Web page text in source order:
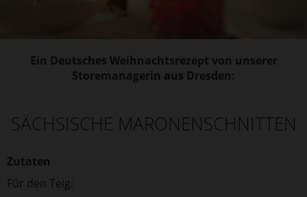
Ein Deutsches Weihnachtsrezept von unserer
Storemanagerin aus Dresden:
SÄCHSISCHE MARONENSCHNITTEN
Zutaten
Für den Teig: